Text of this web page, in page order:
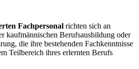
Fachpersonal richten sich an
kaufmännischen Berufsausbildung oder
die ihre bestehenden Fachkenntnisse
Teilbereich ihres erlernten Berufs